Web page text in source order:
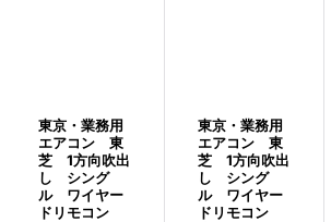
東京・業務用
エアコン 東
芝 1方向吹出
し シング
ル ワイヤー
ドリモコン
東京・業務用
エアコン 東
芝 1方向吹出
し シング
ル ワイヤー
ドリモコン